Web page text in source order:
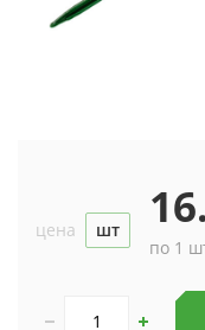
цена шт
по 1